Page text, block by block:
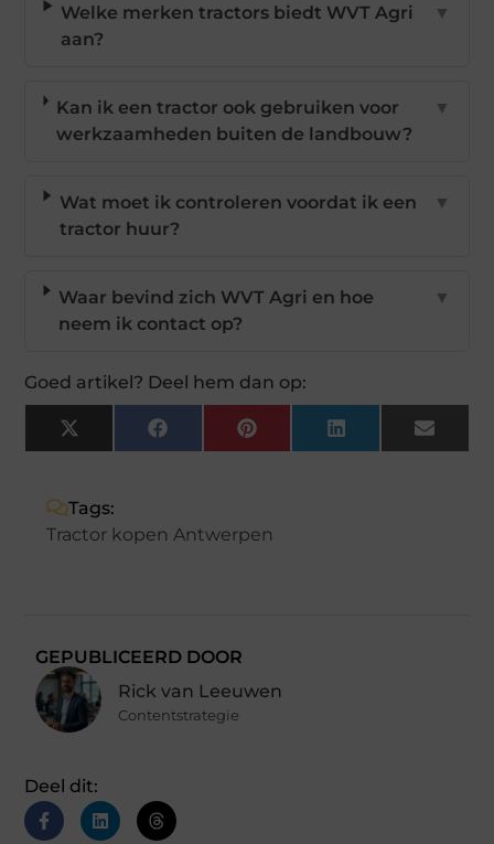
Welke merken tractors biedt WVT Agri
aan?
▼
Kan ik een tractor ook gebruiken voor
werkzaamheden buiten de landbouw?
▼
Wat moet ik controleren voordat ik een
tractor huur?
▼
Waar bevind zich WVT Agri en hoe
neem ik contact op?
▼
Goed artikel? Deel hem dan op:
X
(Twitter)
FacebookPinterestLinkedIn Email
Tags:
Tractor kopen Antwerpen
GEPUBLICEERD DOOR
Rick van Leeuwen
Contentstrategie
Deel dit: